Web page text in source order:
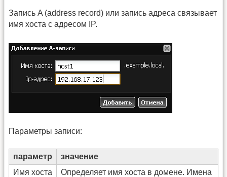
Запись A (address record) или запись адреса связывает
имя хоста с адресом IP.
Параметры записи:
параметр
значение
Имя хоста
Определяет имя хоста в домене. Имена